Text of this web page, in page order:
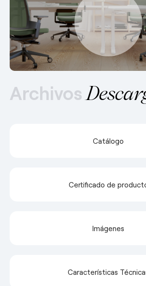
Archivos
Catálogo
Certificado de
Imágenes
Características